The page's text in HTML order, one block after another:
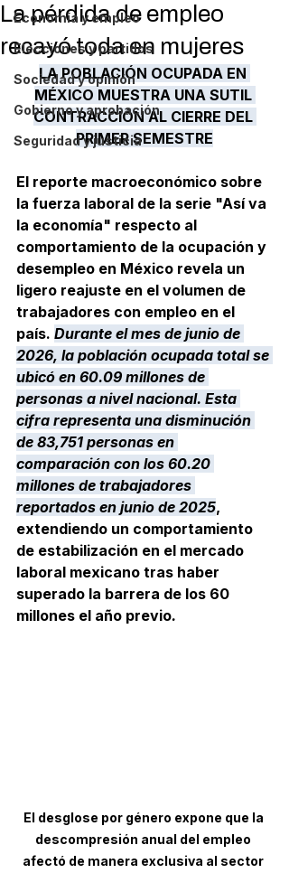
Economía y empleo
Elecciones y partidos
Sociedad y opinión
Gobierno y aprobación
Seguridad y justicia
La pérdida de empleo
recayó toda en mujeres
LA POBLACIÓN OCUPADA EN
MÉXICO MUESTRA UNA SUTIL
CONTRACCIÓN AL CIERRE DEL
PRIMER SEMESTRE
El reporte macroeconómico sobre
la fuerza laboral de la serie "Así va
la economía" respecto al
comportamiento de la ocupación y
desempleo en México revela un
ligero reajuste en el volumen de
trabajadores con empleo en el
país. Durante el mes de junio de
2026, la población ocupada total se
ubicó en 60.09 millones de
personas a nivel nacional. Esta
cifra representa una disminución
de 83,751 personas en
comparación con los 60.20
millones de trabajadores
reportados en junio de 2025,
extendiendo un comportamiento
de estabilización en el mercado
laboral mexicano tras haber
superado la barrera de los 60
millones el año previo.
El desglose por género expone que la
descompresión anual del empleo
afectó de manera exclusiva al sector